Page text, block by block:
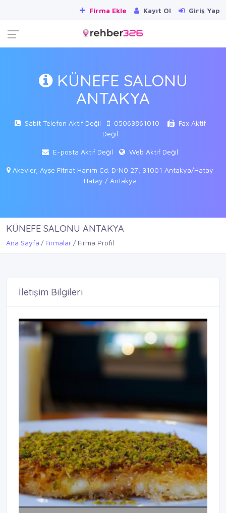
Firma Ekle Kayıt Ol Giriş Yap
KÜNEFE SALONU
ANTAKYA
Sabit Telefon Aktif Değil 05063861010
Fax Aktif
Değil
E-posta Aktif Değil Web Aktif Değil
Akevler, Ayşe Fitnat Hanım Cd. D:N0 27, 31001 Antakya/Hatay
Hatay / Antakya
KÜNEFE SALONU ANTAKYA
Ana Sayfa Firmalar Firma Profil
İletişim Bilgileri